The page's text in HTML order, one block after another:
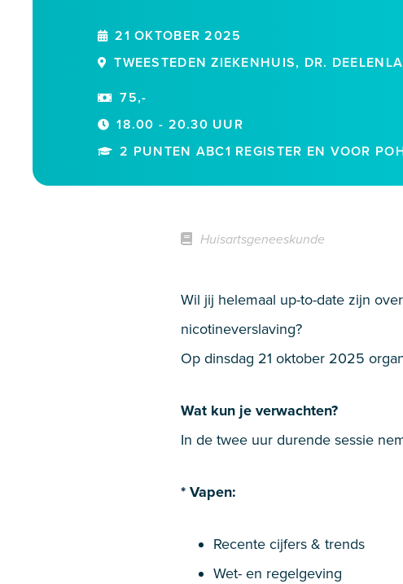
21 OKTOBER 2025
TWEESTEDEN ZIEKENHUIS, DR.
75,-
18.00 - 20.30 UUR
2 PUNTEN ABC1 REGISTER EN VOOR
Huisartsgeneeskunde
Wil jij helemaal up-to-date zijn
nicotineverslaving?
Op dinsdag 21 oktober 2025
Wat kun je verwachten?
In de twee uur durende sessie
* Vapen:
Recente cijfers & trends
Wet- en regelgeving